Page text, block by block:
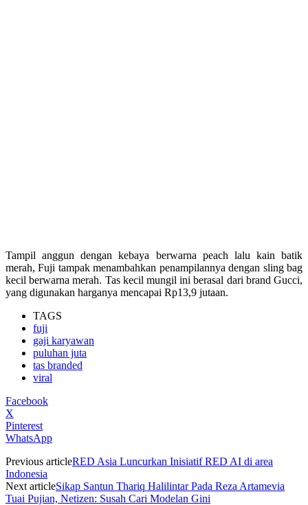
Tampil anggun dengan kebaya berwarna peach lalu kain batik
merah, Fuji tampak menambahkan penampilannya dengan sling bag
kecil berwarna merah. Tas kecil mungil ini berasal dari brand Gucci,
yang digunakan harganya mencapai Rp13,9 jutaan.
TAGS
fuji
gaji karyawan
puluhan juta
tas branded
viral
Facebook
X
Pinterest
WhatsApp
Previous articleRED Asia Luncurkan Inisiatif RED AI di area
Indonesia
Next articleSikap Santun Thariq Halilintar Pada Reza Artamevia
Tuai Pujian, Netizen: Susah Cari Modelan Gini